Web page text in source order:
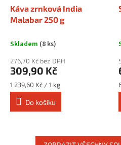
Káva zrnková India
Malabar 250 g
Skladem (8 ks)
276,70 Kč bez DPH
309,90 Kč
Měrná
cena:
1 239,60 Kč / 1 kg
Do košíku